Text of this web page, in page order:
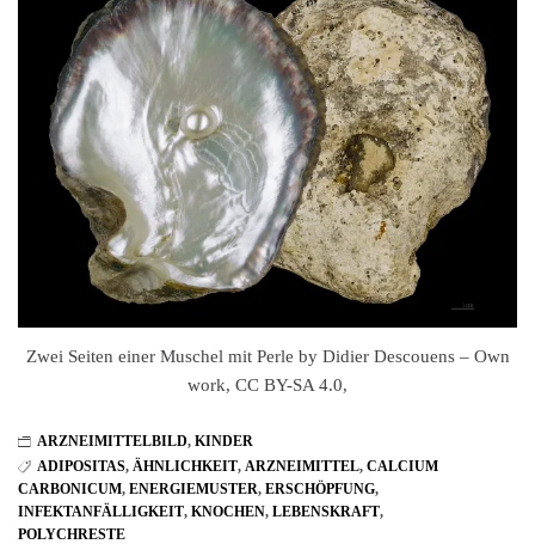
Zwei Seiten einer Muschel mit Perle by Didier Descouens – Own
work, CC BY-SA 4.0,
ARZNEIMITTELBILD, KINDER
ADIPOSITAS, ÄHNLICHKEIT, ARZNEIMITTEL, CALCIUM
CARBONICUM, ENERGIEMUSTER, ERSCHÖPFUNG,
INFEKTANFÄLLIGKEIT, KNOCHEN, LEBENSKRAFT,
POLYCHRESTE